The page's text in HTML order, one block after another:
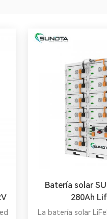
Batería solar
280Ah
La batería solar